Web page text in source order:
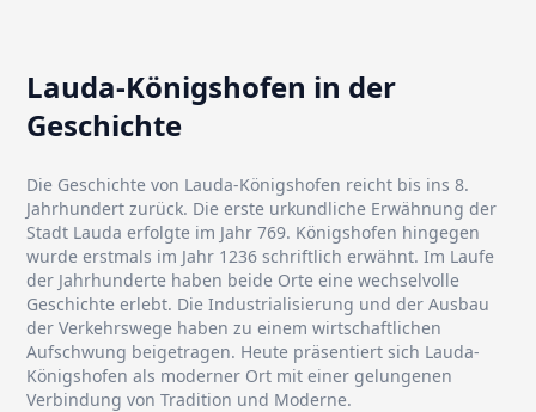
Lauda-Königshofen in der
Geschichte
Die Geschichte von Lauda-Königshofen reicht bis ins 8.
Jahrhundert zurück. Die erste urkundliche Erwähnung der
Stadt Lauda erfolgte im Jahr 769. Königshofen hingegen
wurde erstmals im Jahr 1236 schriftlich erwähnt. Im Laufe
der Jahrhunderte haben beide Orte eine wechselvolle
Geschichte erlebt. Die Industrialisierung und der Ausbau
der Verkehrswege haben zu einem wirtschaftlichen
Aufschwung beigetragen. Heute präsentiert sich Lauda-
Königshofen als moderner Ort mit einer gelungenen
Verbindung von Tradition und Moderne.